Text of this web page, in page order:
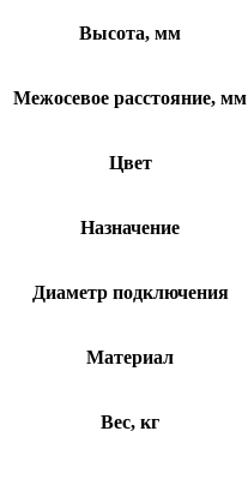
Высота, мм
Межосевое расстояние, мм
Цвет
Назначение
Диаметр подключения
Материал
Вес, кг